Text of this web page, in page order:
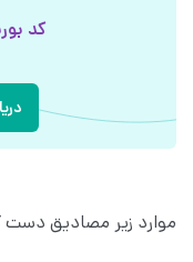
کد
موارد زیر مصادیق دست